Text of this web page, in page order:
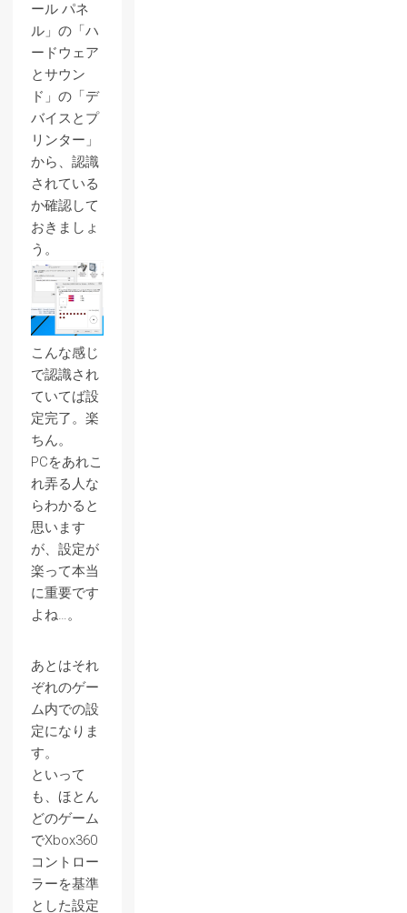
ール パネ
ル」の「ハ
ードウェア
とサウン
ド」の「デ
バイスとプ
リンター」
から、認識
されている
か確認して
おきましょ
う。
こんな感じ
で認識され
ていてば設
定完了。楽
ちん。
PCをあれこ
れ弄る人な
らわかると
思います
が、設定が
楽って本当
に重要です
よね…。
あとはそれ
ぞれのゲー
ム内での設
定になりま
す。
といって
も、ほとん
どのゲーム
でXbox360
コントロー
ラーを基準
とした設定